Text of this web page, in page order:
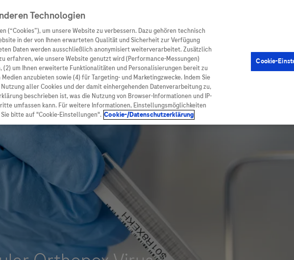
Medizin
Service für Patient:innen
zu Krankheiten
ist Vorsorge
Studien
Arzneimittel
Arzneimittel A-Z
Roche Pipeline
Roche Fachportal
Vigilanz-Training
Diagnostik
Technologien
(“Cookies”), um unsere Website zu verbessern. Dazu gehören technisch
in der von Ihnen erwarteten Qualität und Sicherheit zur Verfügung
Daten werden ausschließlich anonymisiert weiterverarbeitet. Zusätzlich
erfahren, wie unsere Website genutzt wird (Performance-Messungen)
um Ihnen erweiterte Funktionalitäten und Personalisierungen bereit zu
anzubieten sowie (4) für Targeting- und Marketingzwecke. Indem Sie
aller Cookies und der damit einhergehenden Datenverarbeitung zu,
beschrieben ist, was die Nutzung von Browser-Informationen und IP-
umfassen kann. Für weitere Informationen, Einstellungsmöglichkeiten
bitte auf "Cookie-Einstellungen". Cookie-/Datenschutzerklärung
Cookie-